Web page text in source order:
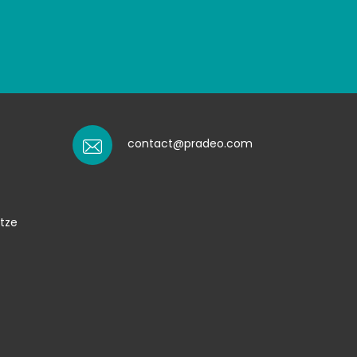
contact@pradeo.com